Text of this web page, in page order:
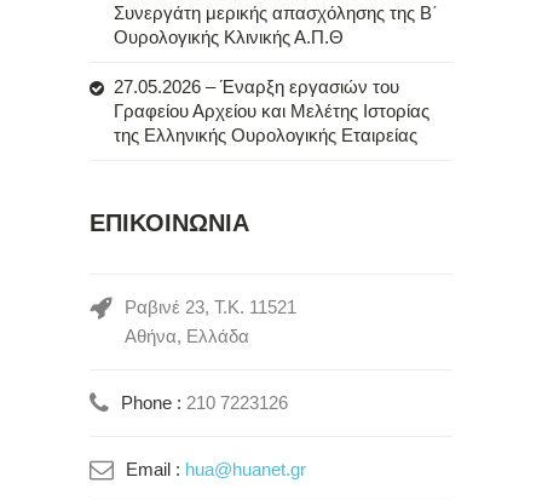
Συνεργάτη μερικής απασχόλησης της Β΄
Ουρολογικής Κλινικής Α.Π.Θ
27.05.2026 – Έναρξη εργασιών του
Γραφείου Αρχείου και Μελέτης Ιστορίας
της Ελληνικής Ουρολογικής Εταιρείας
ΕΠΙΚΟΙΝΩΝΙΑ
Ραβινέ 23, Τ.Κ. 11521
Αθήνα, Ελλάδα
Phone : 210 7223126
Email : hua@huanet.gr